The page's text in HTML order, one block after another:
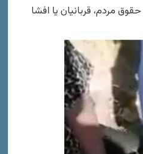
مردم، قربانیان یا افشا